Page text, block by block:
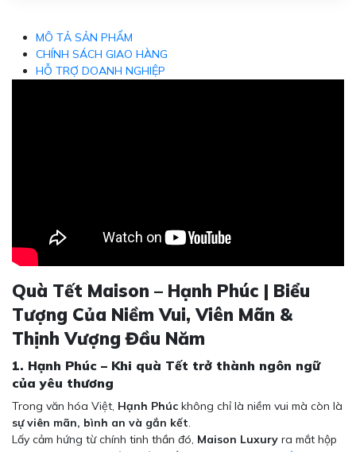
MÔ TẢ SẢN PHẨM
CHÍNH SÁCH GIAO HÀNG
HỖ TRỢ DOANH NGHIỆP
Quà Tết Maison – Hạnh Phúc | Biểu
Tượng Của Niềm Vui, Viên Mãn &
Thịnh Vượng Đầu Năm
1. Hạnh Phúc – Khi quà Tết trở thành ngôn ngữ
của yêu thương
Trong văn hóa Việt, Hạnh Phúc không chỉ là niềm vui mà còn là
sự viên mãn, bình an và gắn kết.
Lấy cảm hứng từ chính tinh thần đó, Maison Luxury ra mắt hộp